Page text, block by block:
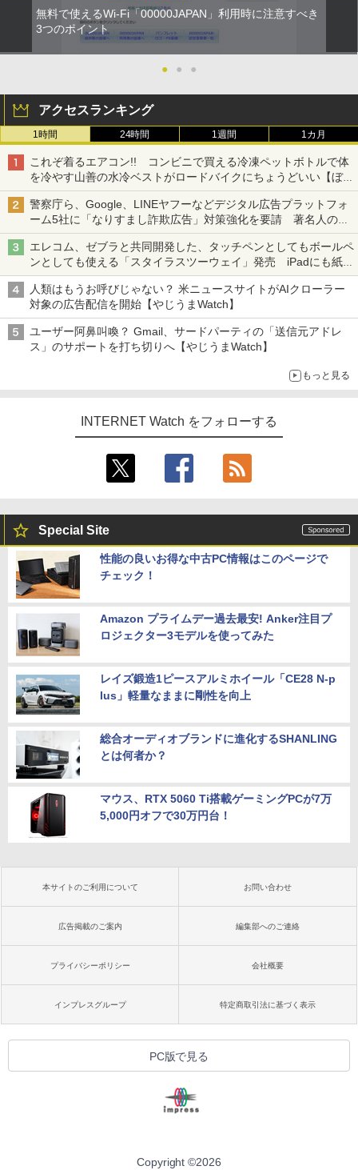
無料で使えるWi-Fi「00000JAPAN」利用時に注意すべき
3つのポイント
● ● ●
アクセスランキング
1時間 24時間 1週間 1カ月
これぞ着るエアコン!! コンビニで買える冷凍ペットボトルで体
を冷やす山善の水冷ベストがロードバイクにちょうどいい【ぼっ
ち・ざ・ろーど！その14】【空いた時間でなにしてる？】
警察庁ら、Google、LINEヤフーなどデジタル広告プラットフォ
ーム5社に「なりすまし詐欺広告」対策強化を要請 著名人の写
真や映像を使った投資詐欺などへの対策として
エレコム、ゼブラと共同開発した、タッチペンとしてもボールペ
ンとしても使える「スタイラスツーウェイ」発売 iPadにも紙に
も、持ち替えずに書き込める
人類はもうお呼びじゃない？ 米ニュースサイトがAIクローラー
対象の広告配信を開始【やじうまWatch】
ユーザー阿鼻叫喚？ Gmail、サードパーティの「送信元アドレ
ス」のサポートを打ち切りへ【やじうまWatch】
もっと見る
INTERNET Watch をフォローする
Special Site
性能の良いお得な中古PC情報はこのページで
チェック！
Amazon プライムデー過去最安! Anker注目プ
ロジェクター3モデルを使ってみた
レイズ鍛造1ピースアルミホイール「CE28 N-p
lus」軽量なままに剛性を向上
総合オーディオブランドに進化するSHANLING
とは何者か？
マウス、RTX 5060 Ti搭載ゲーミングPCが7万
5,000円オフで30万円台！
本サイトのご利用について お問い合わせ
広告掲載のご案内 編集部へのご連絡
プライバシーポリシー 会社概要
インプレスグループ 特定商取引法に基づく表示
PC版で見る
Copyright ©2026